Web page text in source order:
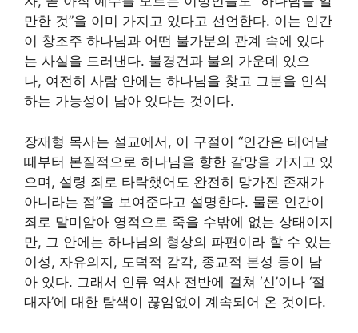
만한 것”을 이미 가지고 있다고 선언한다. 이는 인간
이 창조주 하나님과 어떤 불가분의 관계 속에 있다
는 사실을 드러낸다. 불경건과 불의 가운데 있으
나, 여전히 사람 안에는 하나님을 찾고 그분을 인식
하는 가능성이 남아 있다는 것이다.
장재형 목사는 설교에서, 이 구절이 “인간은 태어날
때부터 본질적으로 하나님을 향한 갈망을 가지고 있
으며, 설령 죄로 타락했어도 완전히 망가진 존재가
아니라는 점”을 보여준다고 설명한다. 물론 인간이
죄로 말미암아 영적으로 죽을 수밖에 없는 상태이지
만, 그 안에는 하나님의 형상의 파편이라 할 수 있는
이성, 자유의지, 도덕적 감각, 종교적 본성 등이 남
아 있다. 그래서 인류 역사 전반에 걸쳐 ‘신’이나 ‘절
대자’에 대한 탐색이 끊임없이 계속되어 온 것이다.